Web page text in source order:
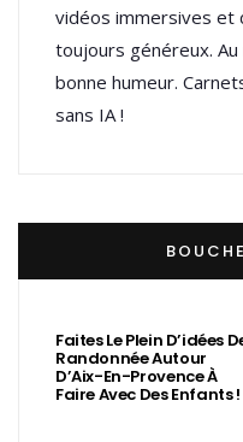
vidéos immersives
toujours généreux.
bonne humeur.
sans IA !
Faites Le Plein D’idées
Randonnée Autour
D’Aix-En-Provence À
Faire Avec Des Enfants !